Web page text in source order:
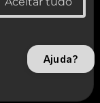
Confeccoes e
Ajuda?